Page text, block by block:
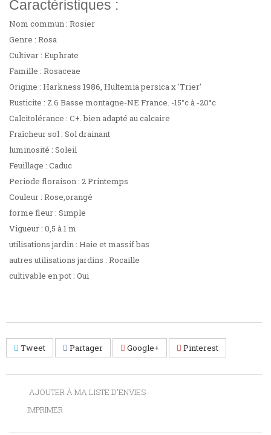
Caractéristiques :
Nom commun : Rosier
Genre : Rosa
Cultivar : Euphrate
Famille : Rosaceae
Origine : Harkness 1986, Hultemia persica x 'Trier'
Rusticite : Z.6 Basse montagne-NE France. -15°c à -20°c
Calcitolérance : C+. bien adapté au calcaire
Fraîcheur sol : Sol drainant
luminosité : Soleil
Feuillage : Caduc
Periode floraison : 2 Printemps
Couleur : Rose,orangé
forme fleur : Simple
Vigueur : 0,5 à 1 m
utilisations jardin : Haie et massif bas
autres utilisations jardins : Rocaille
cultivable en pot : Oui
Tweet Partager Google+ Pinterest
AJOUTER À MA LISTE D'ENVIES
IMPRIMER